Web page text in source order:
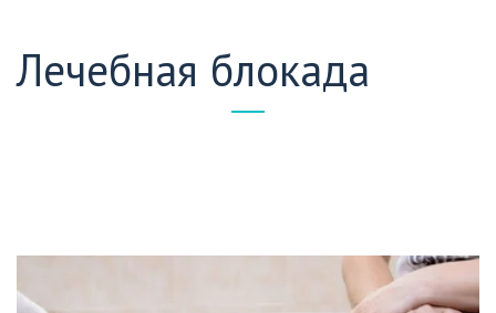
Лечебная блокада